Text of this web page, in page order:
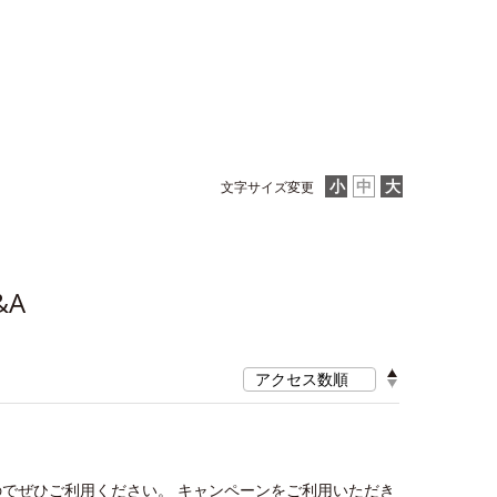
文字サイズ変更
ぜひご利用ください。 キャンペーンをご利用いただき